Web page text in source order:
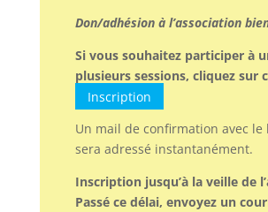
Don/adhésion à l’association
Si vous souhaitez participer à
plusieurs sessions, cliquez sur
Inscription
Un mail de confirmation avec le
sera adressé instantanément.
Inscription jusqu’à la veille de
Passé ce délai, envoyez un